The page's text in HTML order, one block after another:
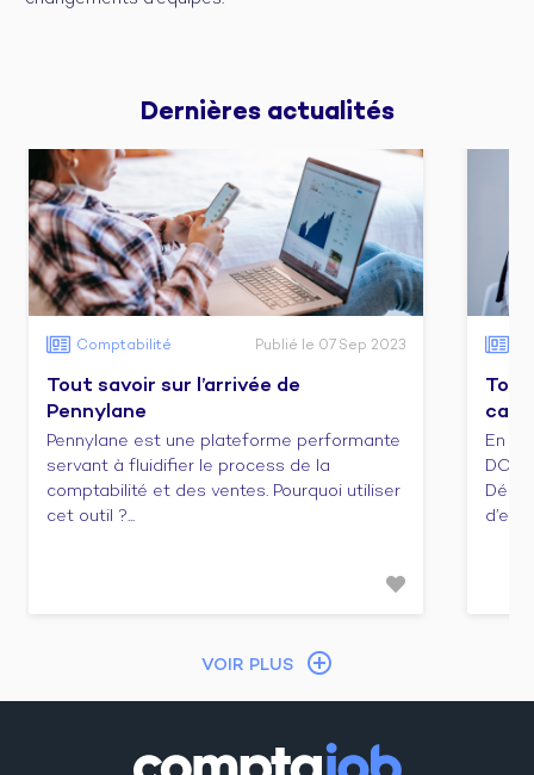
Dernières actualités
Comptabilité Publié le 07 Sep 2023
Tout savoir sur l’arrivée de
Pennylane
Pennylane est une plateforme performante
servant à fluidifier le process de la
comptabilité et des ventes. Pourquoi utiliser
cet outil ?...
En
DCG
VOIR PLUS